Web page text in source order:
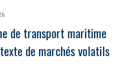
de transport maritime
de marchés volatils